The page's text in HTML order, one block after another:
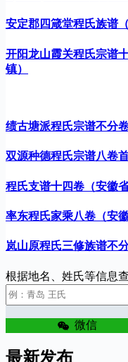
安定郡四箴堂程氏族谱
开阳龙山霞关程氏宗谱
镇）
绩古塘派程氏宗谱不分
双源种德程氏宗谱八卷
程氏支谱十四卷（安徽省
率东程氏家乘八卷（安
岚山原程氏三修族谱不
根据地名、姓氏等信息
微信
最新发布